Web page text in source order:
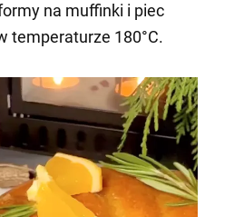
na muffinki i piec
temperaturze 180°C.